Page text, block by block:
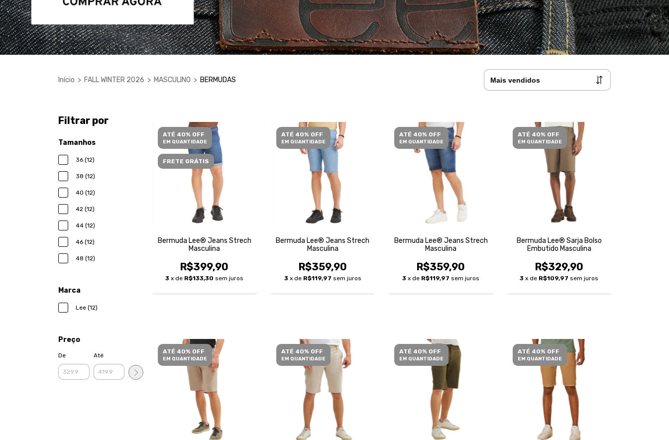
Início > FALL WINTER 2026 > MASCULINO > BERMUDAS
Filtrar por
Tamanhos
36 (12)
38 (12)
40 (12)
42 (12)
44 (12)
46 (12)
48 (12)
Marca
Lee (12)
Preço
De Até
ATÉ 40% OFF
EM QUANTIDADE
FRETE GRÁTIS
Bermuda Lee® Jeans Strech
Masculina
R$399,90
3 x de R$133,30 sem juros
ATÉ 40% OFF
EM QUANTIDADE
Bermuda Lee® Jeans Strech
Masculina
R$359,90
3 x de R$119,97 sem juros
ATÉ 40% OFF
EM QUANTIDADE
Bermuda Lee® Jeans Strech
Masculina
R$359,90
3 x de R$119,97 sem juros
ATÉ 40% OFF
EM QUANTIDADE
Bermuda Lee® Sarja Bolso
Embutido Masculina
R$329,90
3 x de R$109,97 sem juros
ATÉ 40% OFF
EM QUANTIDADE
ATÉ 40% OFF
EM QUANTIDADE
ATÉ 40% OFF
EM QUANTIDADE
ATÉ 40% OFF
EM QUANTIDADE